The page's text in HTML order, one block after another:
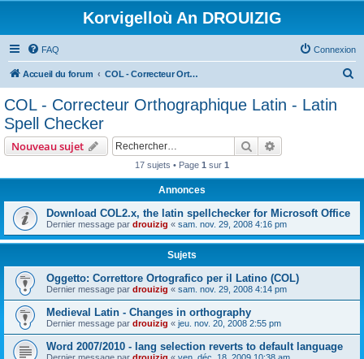
Korvigelloù An DROUIZIG
FAQ Connexion
Accueil du forum COL - Correcteur Orthographique Latin - Latin Spell Checker
COL - Correcteur Orthographique Latin - Latin
Spell Checker
Nouveau sujet Rechercher
17 sujets • Page 1 sur 1
Annonces
Download COL2.x, the latin spellchecker for Microsoft Office
Dernier message par drouizig « sam. nov. 29, 2008 4:16 pm
Sujets
Oggetto: Correttore Ortografico per il Latino (COL)
Dernier message par drouizig « sam. nov. 29, 2008 4:14 pm
Medieval Latin - Changes in orthography
Dernier message par drouizig « jeu. nov. 20, 2008 2:55 pm
Word 2007/2010 - lang selection reverts to default language